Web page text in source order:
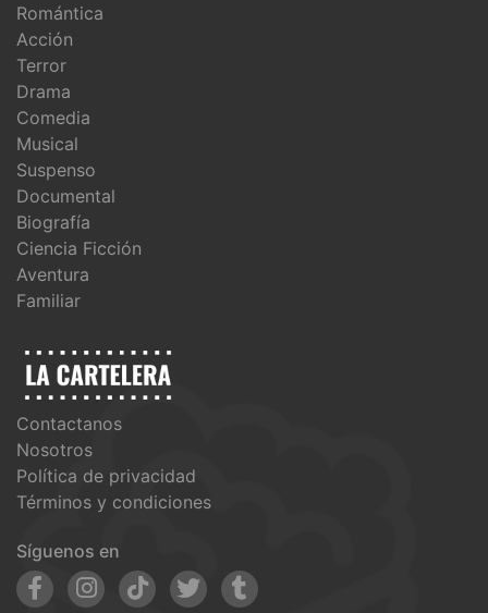
Romántica
Acción
Terror
Drama
Comedia
Musical
Suspenso
Documental
Biografía
Ciencia Ficción
Aventura
Familiar
Contactanos
Nosotros
Política de privacidad
Términos y condiciones
Síguenos en